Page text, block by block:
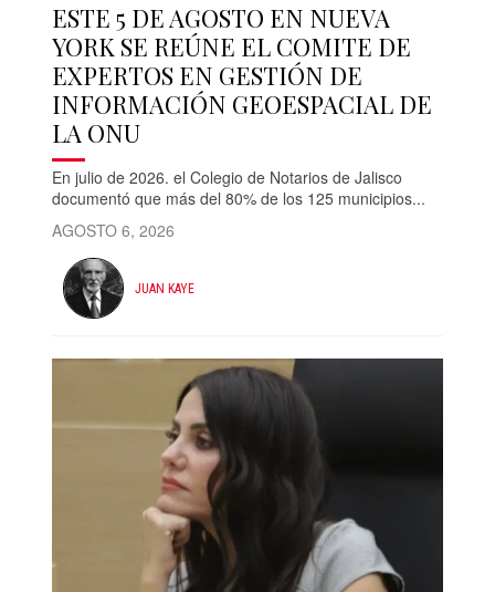
ESTE 5 DE AGOSTO EN NUEVA
YORK SE REÚNE EL COMITE DE
EXPERTOS EN GESTIÓN DE
INFORMACIÓN GEOESPACIAL DE
LA ONU
En julio de 2026. el Colegio de Notarios de Jalisco
documentó que más del 80% de los 125 municipios...
AGOSTO 6, 2026
JUAN KAYE